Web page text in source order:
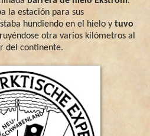
la estación para sus
hundiendo en el hielo y tuvo
otra varios kilómetros al
del continente.